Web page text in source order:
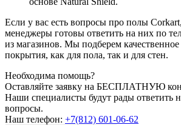
Если у вас есть вопросы про полы
менеджеры готовы ответить на них по
из магазинов. Мы подберем качественное
покрытия, как для пола, так и для стен.
Необходима помощь?
Оставляйте заявку на БЕСПЛАТНУЮ
Наши специалисты будут рады ответить
вопросы.
Наш телефон: +7(812) 601-06-62